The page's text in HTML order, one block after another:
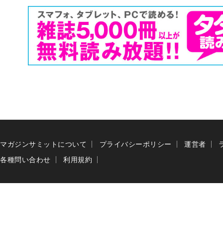
マガジンサミットについて プライバシーポリシー 運営者
各種問い合わせ
利用規約